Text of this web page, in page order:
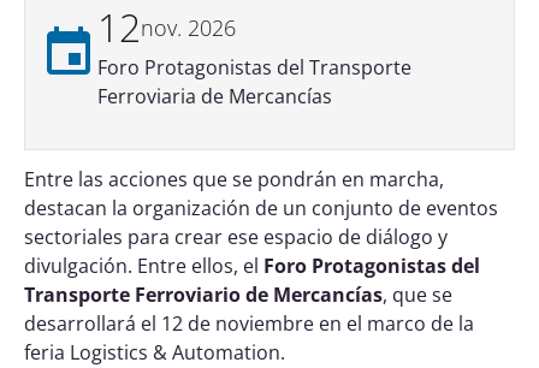
12nov. 2026
Foro Protagonistas del Transporte
Ferroviaria de Mercancías
Entre las acciones que se pondrán en marcha,
destacan la organización de un conjunto de eventos
sectoriales para crear ese espacio de diálogo y
divulgación. Entre ellos, el Foro Protagonistas del
Transporte Ferroviario de Mercancías, que se
desarrollará el 12 de noviembre en el marco de la
feria Logistics & Automation.